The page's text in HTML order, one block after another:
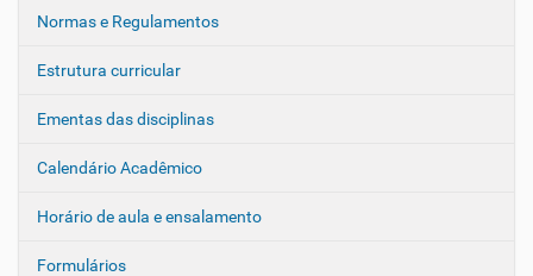
Normas e Regulamentos
Estrutura curricular
Ementas das disciplinas
Calendário Acadêmico
Horário de aula e ensalamento
Formulários